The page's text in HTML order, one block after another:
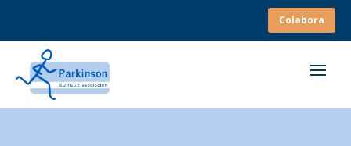
Colabora